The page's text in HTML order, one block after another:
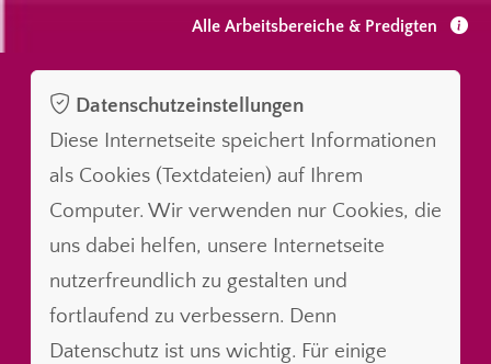
Alle Arbeitsbereiche & Predigten
Datenschutzeinstellungen
Diese Internetseite speichert Informationen
als Cookies (Textdateien) auf Ihrem
Computer. Wir verwenden nur Cookies, die
uns dabei helfen, unsere Internetseite
nutzerfreundlich zu gestalten und
fortlaufend zu verbessern. Denn
Datenschutz ist uns wichtig. Für einige